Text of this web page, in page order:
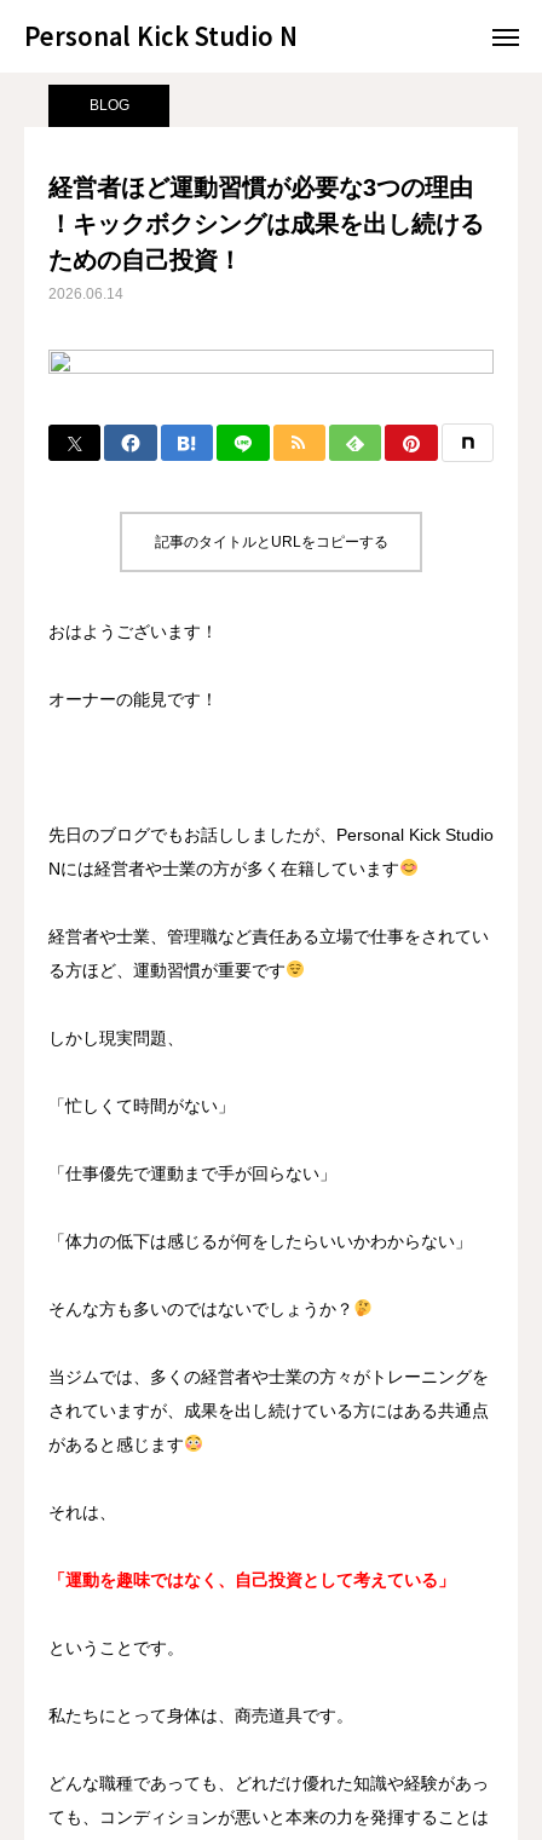
Personal Kick Studio N
サンプルページ BLOG 経営者ほど運動習慣が必要な3つの理由 ！キックボクシングは成果を出し続けるための自己投資！
BLOG
経営者ほど運動習慣が必要な3つの理由
！キックボクシングは成果を出し続ける
ための自己投資！
2026.06.14
記事のタイトルとURLをコピーする
おはようございます！
オーナーの能見です！
先日のブログでもお話ししましたが、Personal Kick Studio
Nには経営者や士業の方が多く在籍しています
経営者や士業、管理職など責任ある立場で仕事をされてい
る方ほど、運動習慣が重要です
しかし現実問題、
「忙しくて時間がない」
「仕事優先で運動まで手が回らない」
「体力の低下は感じるが何をしたらいいかわからない」
そんな方も多いのではないでしょうか？
当ジムでは、多くの経営者や士業の方々がトレーニングを
されていますが、成果を出し続けている方にはある共通点
があると感じます
それは、
「運動を趣味ではなく、自己投資として考えている」
ということです。
私たちにとって身体は、商売道具です。
どんな職種であっても、どれだけ優れた知識や経験があっ
ても、コンディションが悪いと本来の力を発揮することは
Personal Kick Studio N
BLOG CONTACT
ホットペッパー
MENU
CONTACT
MENBERSHIP